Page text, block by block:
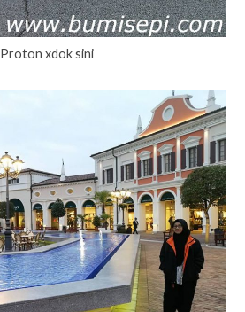
Proton xdok sini